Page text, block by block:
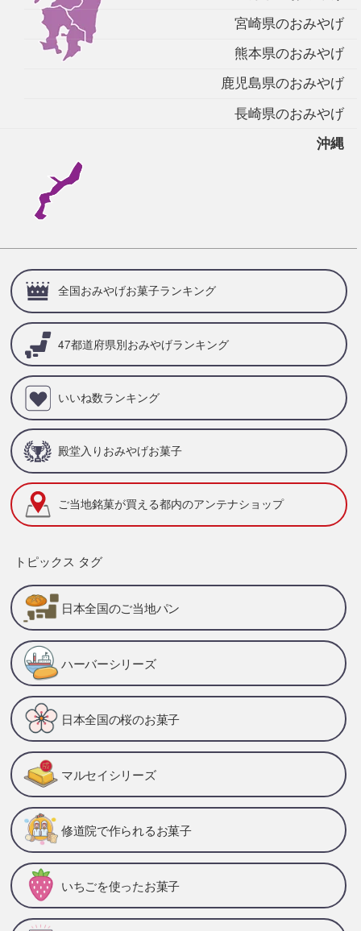
宮崎県のおみやげ
熊本県のおみやげ
鹿児島県のおみやげ
長崎県のおみやげ
沖縄
全国おみやげお菓子ランキング
47都道府県別おみやげランキング
いいね数ランキング
殿堂入りおみやげお菓子
ご当地銘菓が買える都内のアンテナショップ
トピックス タグ
日本全国のご当地パン
ハーバーシリーズ
日本全国の桜のお菓子
マルセイシリーズ
修道院で作られるお菓子
いちごを使ったお菓子